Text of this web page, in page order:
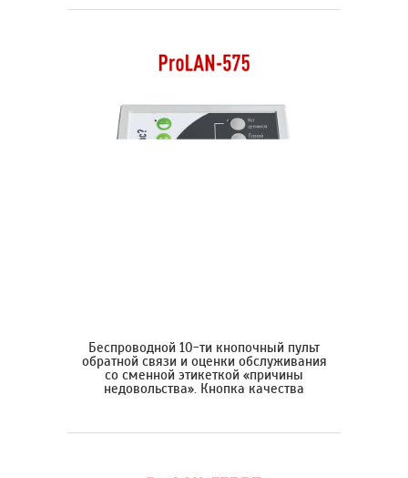
Беспроводной 10-ти кнопочный пульт
обратной связи и оценки обслуживания
со сменной этикеткой «причины
недовольства». Кнопка качества